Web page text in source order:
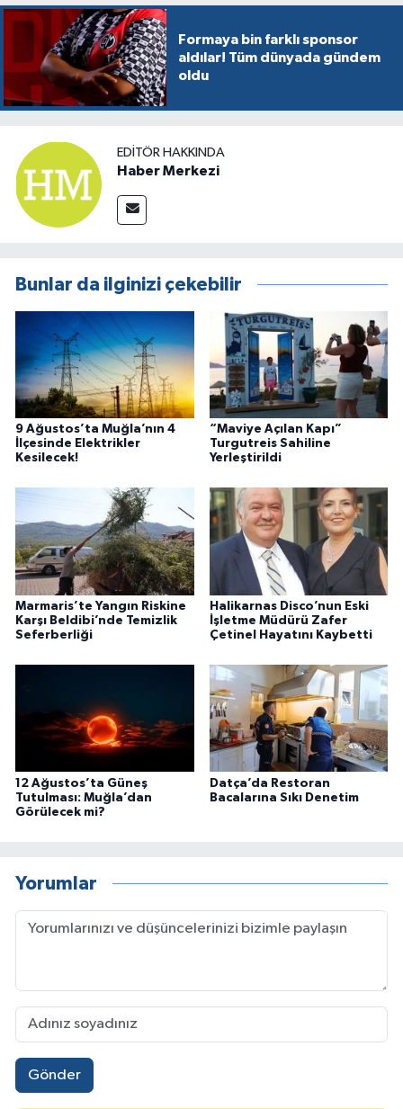
Formaya bin farklı sponsor
aldılar! Tüm dünyada gündem
oldu
EDITÖR HAKKINDA
Haber Merkezi
Bunlar da ilginizi çekebilir
9 Ağustos’ta Muğla’nın 4
İlçesinde Elektrikler
Kesilecek!
“Maviye Açılan Kapı”
Turgutreis Sahiline
Yerleştirildi
Marmaris’te Yangın Riskine
Karşı Beldibi’nde Temizlik
Seferberliği
Halikarnas Disco’nun Eski
İşletme Müdürü Zafer
Çetinel Hayatını Kaybetti
12 Ağustos’ta Güneş
Tutulması: Muğla’dan
Görülecek mi?
Datça’da Restoran
Bacalarına Sıkı Denetim
Yorumlar
Gönder